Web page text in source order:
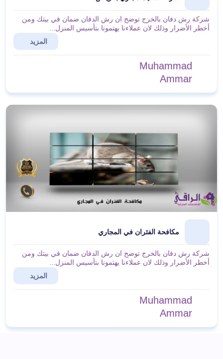
شركة رش دفان بالخرج توضح ان رش الدفان ضمان في بيتك ومن
أخطر الأضرار وذلك لان عملاءنا يهتمونا بتأسيس المنزل...
المزيد
Muhammad
Ammar
مكافحة الفئران في المجاري
شركة رش دفان بالخرج توضح ان رش الدفان ضمان في بيتك ومن
أخطر الأضرار وذلك لان عملاءنا يهتمونا بتأسيس المنزل...
المزيد
Muhammad
Ammar